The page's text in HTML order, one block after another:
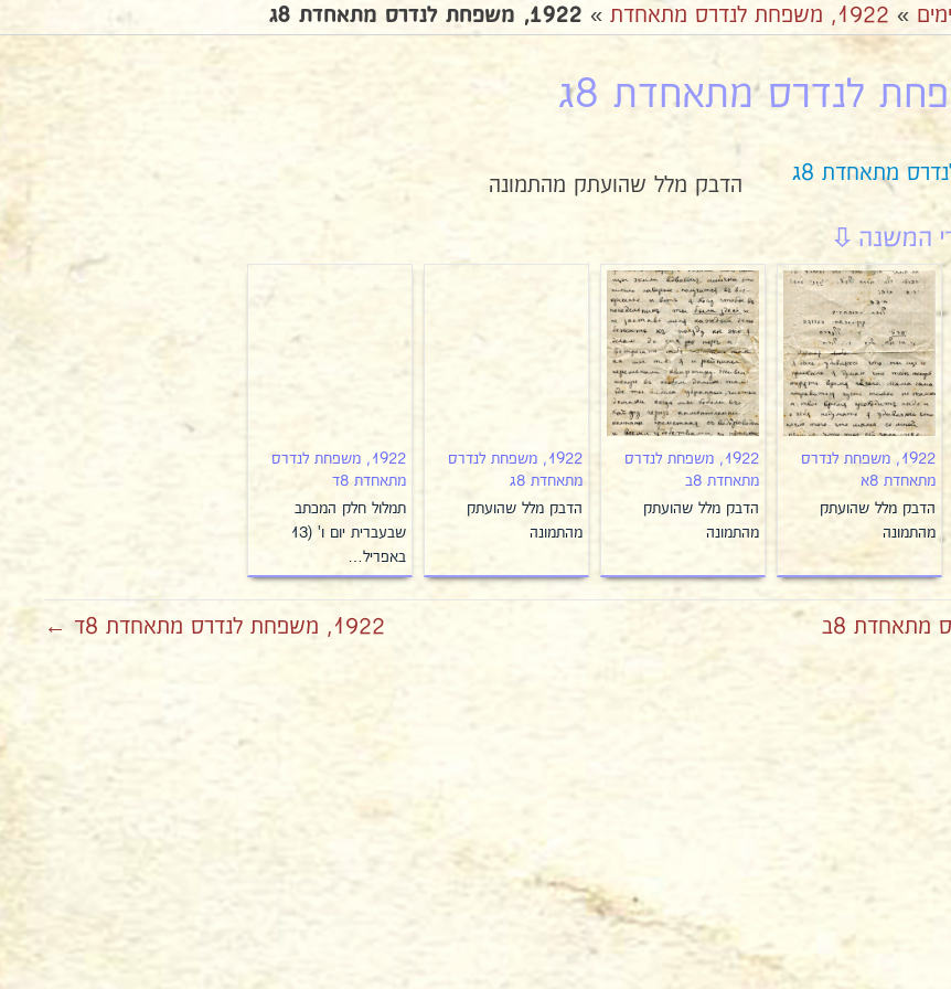
» 1922, משפחת לנדרס מתאחדת » 1922, משפחת לנדרס מתאחדת 8ג
הדבק מלל שהועתק מהתמונה
1922, משפחת לנדרס
מתאחדת 8א
הדבק מלל שהועתק
מהתמונה
1922, משפחת לנדרס
מתאחדת 8ב
הדבק מלל שהועתק
מהתמונה
1922, משפחת לנדרס
מתאחדת 8ג
הדבק מלל שהועתק
מהתמונה
1922, משפחת לנדרס
מתאחדת 8ד
תמלול חלק המכתב
שבעברית יום ו' (13
באפריל…
1922, משפחת לנדרס מתאחדת 8ד ←